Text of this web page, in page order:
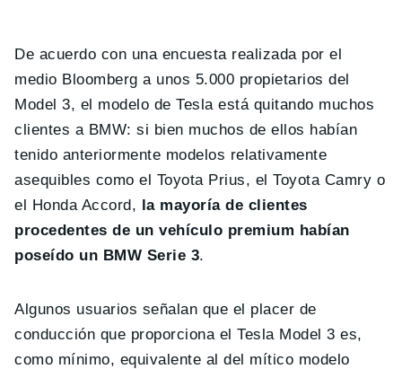
De acuerdo con una encuesta realizada por el
medio Bloomberg a unos 5.000 propietarios del
Model 3, el modelo de Tesla está quitando muchos
clientes a BMW: si bien muchos de ellos habían
tenido anteriormente modelos relativamente
asequibles como el Toyota Prius, el Toyota Camry o
el Honda Accord, la mayoría de clientes
procedentes de un vehículo premium habían
poseído un BMW Serie 3.
Algunos usuarios señalan que el placer de
conducción que proporciona el Tesla Model 3 es,
como mínimo, equivalente al del mítico modelo